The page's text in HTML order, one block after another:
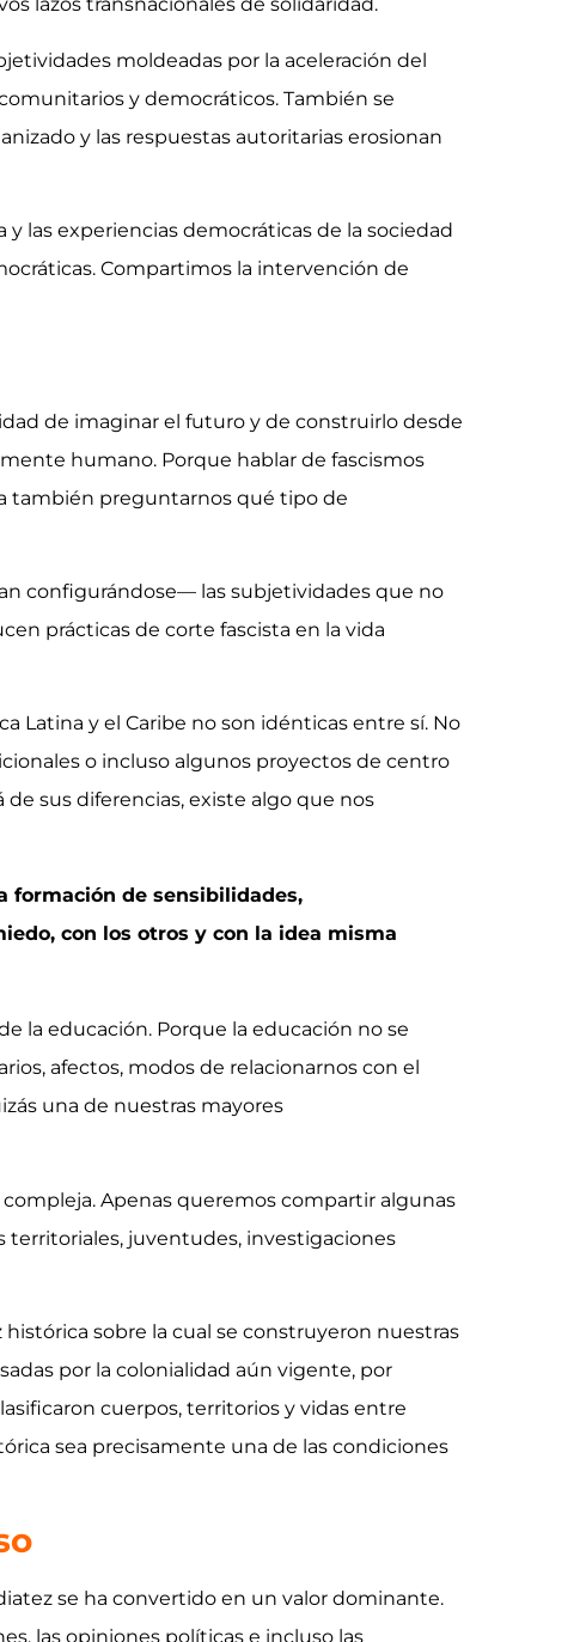
lazos transnacionales de solidaridad.
moldeadas por la aceleración del
y democráticos. También se
y las respuestas autoritarias erosionan
las experiencias democráticas de la sociedad
Compartimos la intervención de
de imaginar el futuro y de construirlo desde
humano. Porque hablar de fascismos
también preguntarnos qué tipo de
configurándose— las subjetividades que no
prácticas de corte fascista en la vida
Latina y el Caribe no son idénticas entre sí. No
o incluso algunos proyectos de centro
sus diferencias, existe algo que nos
formación de sensibilidades,
con los otros y con la idea misma
la educación. Porque la educación no se
afectos, modos de relacionarnos con el
una de nuestras mayores
Apenas queremos compartir algunas
territoriales, juventudes, investigaciones
sobre la cual se construyeron nuestras
por la colonialidad aún vigente, por
cuerpos, territorios y vidas entre
sea precisamente una de las condiciones
se ha convertido en un valor dominante.
las opiniones políticas e incluso las